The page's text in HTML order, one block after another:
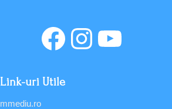
Link-uri Utile
mmediu.ro